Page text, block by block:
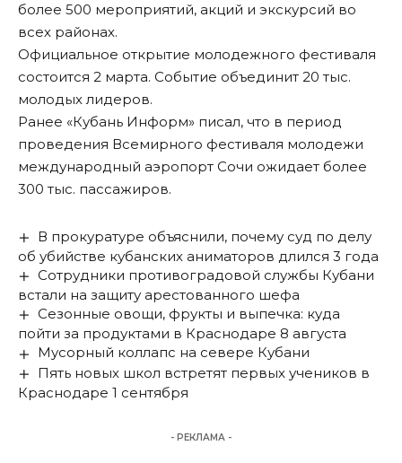
более 500 мероприятий, акций и экскурсий во
всех районах.
Официальное открытие молодежного фестиваля
состоится 2 марта. Событие объединит 20 тыс.
молодых лидеров.
Ранее «Кубань Информ» писал, что в период
проведения Всемирного фестиваля молодежи
международный аэропорт Сочи ожидает более
300 тыс. пассажиров.
В прокуратуре объяснили, почему суд по делу
об убийстве кубанских аниматоров длился 3 года
Сотрудники противоградовой службы Кубани
встали на защиту арестованного шефа
Сезонные овощи, фрукты и выпечка: куда
пойти за продуктами в Краснодаре 8 августа
Мусорный коллапс на севере Кубани
Пять новых школ встретят первых учеников в
Краснодаре 1 сентября
- РЕКЛАМА -